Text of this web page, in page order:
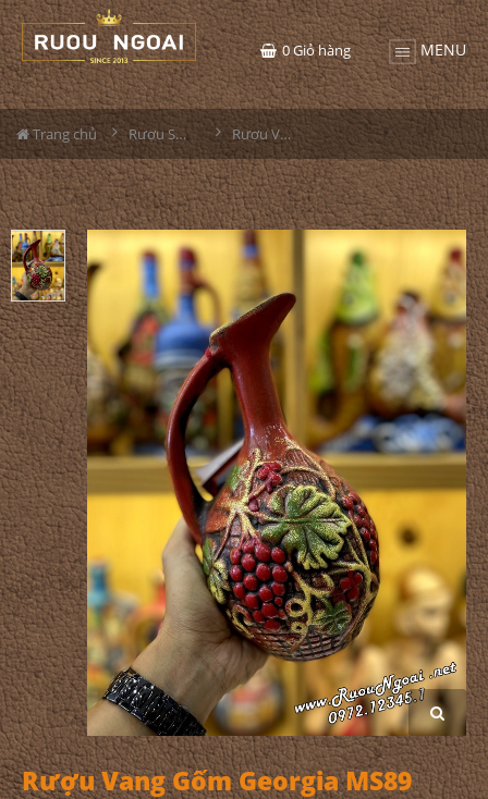
MENU
0Giỏ hàng
Trang chủ Rượu Sưu Tầm - Nga Rượu Vang Gốm Georgia MS89
Rượu Vang Gốm Georgia MS89